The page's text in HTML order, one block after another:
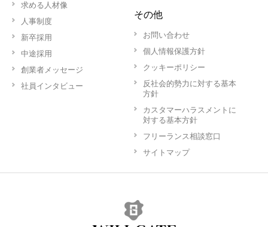
求める人材像
人事制度
新卒採用
中途採用
創業者メッセージ
社員インタビュー
その他
お問い合わせ
個人情報保護方針
クッキーポリシー
反社会的勢力に対する基本
方針
カスタマーハラスメントに
対する基本方針
フリーランス相談窓口
サイトマップ